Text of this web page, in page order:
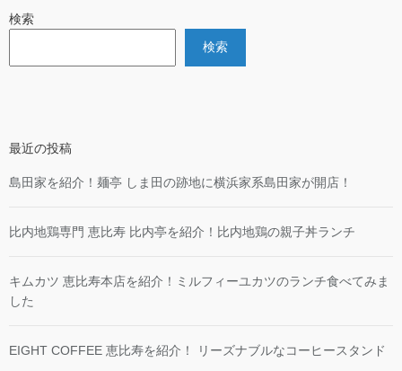
検索
検索
最近の投稿
島田家を紹介！麺亭 しま田の跡地に横浜家系島田家が開店！
比内地鶏専門 恵比寿 比内亭を紹介！比内地鶏の親子丼ランチ
キムカツ 恵比寿本店を紹介！ミルフィーユカツのランチ食べてみま
した
EIGHT COFFEE 恵比寿を紹介！ リーズナブルなコーヒースタンド